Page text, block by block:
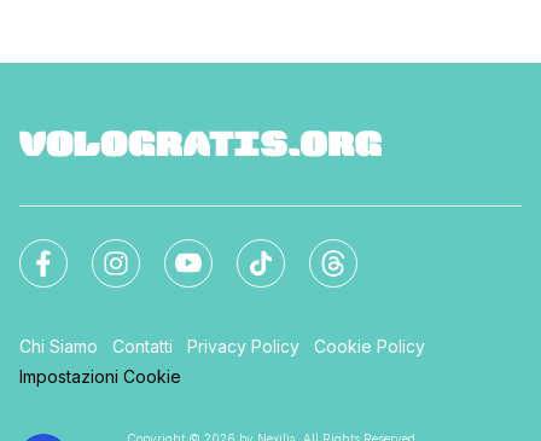
Chi Siamo Contatti Privacy Policy
Cookie Policy
Impostazioni Cookie